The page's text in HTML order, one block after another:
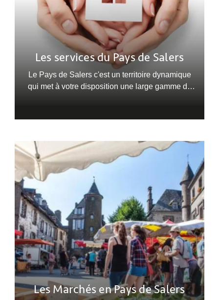
Les services du Pays de Salers
Le Pays de Salers c'est un territoire dynamique
qui met à votre disposition une large gamme de
Les Marchés en Pays de Salers